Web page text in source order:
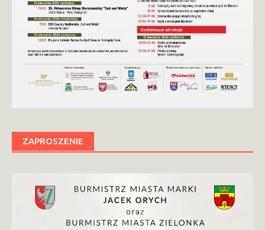
ZAPROSZENIE